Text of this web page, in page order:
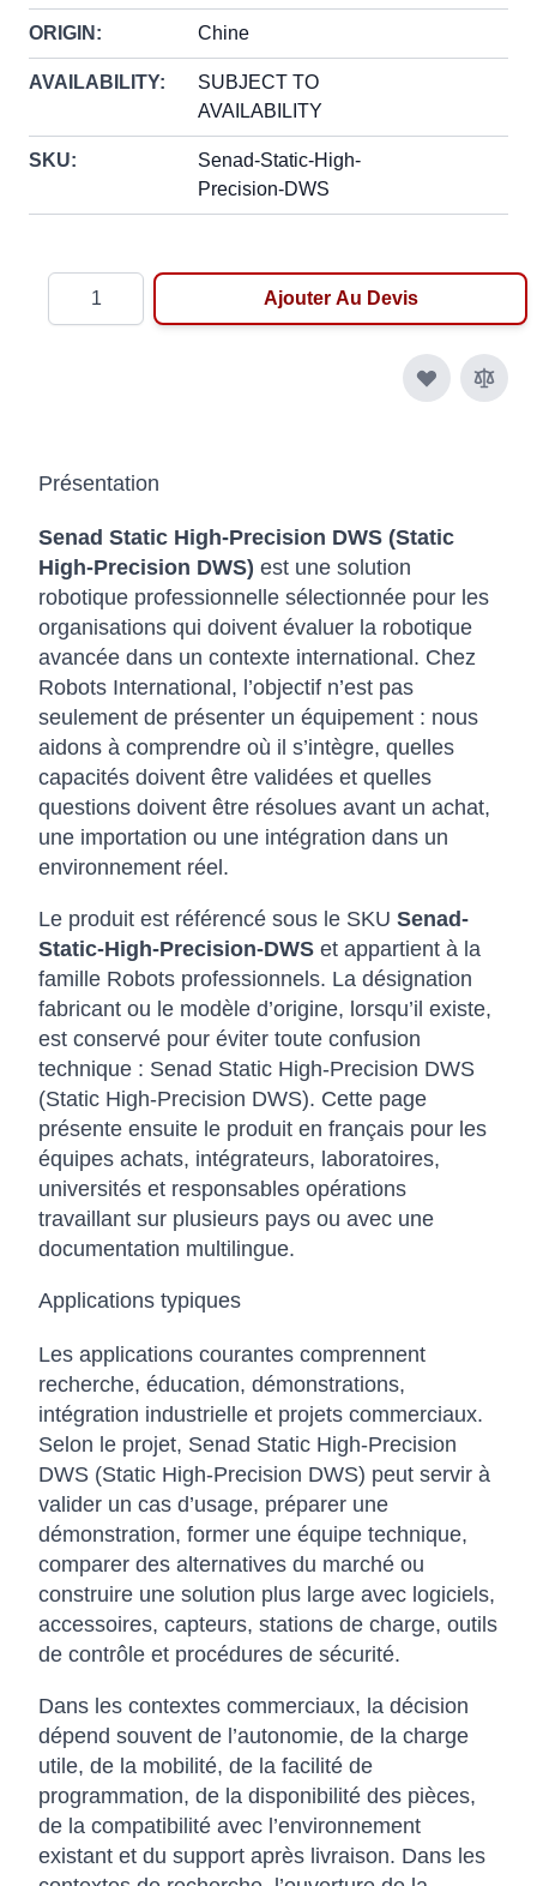
ORIGIN: Chine
AVAILABILITY:
SUBJECT TO
AVAILABILITY
SKU:
Senad-Static-High-
Precision-DWS
Ajouter Au Devis
Présentation
Senad Static High-Precision DWS (Static
High-Precision DWS) est une solution
robotique professionnelle sélectionnée pour les
organisations qui doivent évaluer la robotique
avancée dans un contexte international. Chez
Robots International, l’objectif n’est pas
seulement de présenter un équipement : nous
aidons à comprendre où il s’intègre, quelles
capacités doivent être validées et quelles
questions doivent être résolues avant un achat,
une importation ou une intégration dans un
environnement réel.
Le produit est référencé sous le SKU Senad-
Static-High-Precision-DWS et appartient à la
famille Robots professionnels. La désignation
fabricant ou le modèle d’origine, lorsqu’il existe,
est conservé pour éviter toute confusion
technique : Senad Static High-Precision DWS
(Static High-Precision DWS). Cette page
présente ensuite le produit en français pour les
équipes achats, intégrateurs, laboratoires,
universités et responsables opérations
travaillant sur plusieurs pays ou avec une
documentation multilingue.
Applications typiques
Les applications courantes comprennent
recherche, éducation, démonstrations,
intégration industrielle et projets commerciaux.
Selon le projet, Senad Static High-Precision
DWS (Static High-Precision DWS) peut servir à
valider un cas d’usage, préparer une
démonstration, former une équipe technique,
comparer des alternatives du marché ou
construire une solution plus large avec logiciels,
accessoires, capteurs, stations de charge, outils
de contrôle et procédures de sécurité.
Dans les contextes commerciaux, la décision
dépend souvent de l’autonomie, de la charge
utile, de la mobilité, de la facilité de
programmation, de la disponibilité des pièces,
de la compatibilité avec l’environnement
existant et du support après livraison. Dans les